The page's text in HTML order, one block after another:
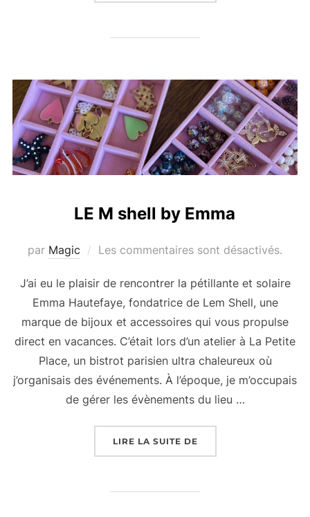
LE M shell by Emma
par Magic Les commentaires sont désactivés.
J’ai eu le plaisir de rencontrer la pétillante et solaire
Emma Hautefaye, fondatrice de Lem Shell, une
marque de bijoux et accessoires qui vous propulse
direct en vacances. C’était lors d’un atelier à La Petite
Place, un bistrot parisien ultra chaleureux où
j’organisais des événements. À l’époque, je m’occupais
de gérer les évènements du lieu …
LIRE LA SUITE DE